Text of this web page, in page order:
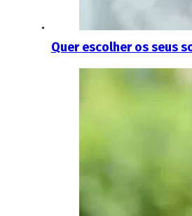
Quer escolher os seus